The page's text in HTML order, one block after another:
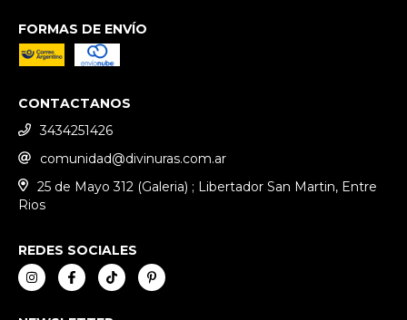
FORMAS DE ENVÍO
CONTACTANOS
3434251426
comunidad@divinuras.com.ar
25 de Mayo 312 (Galeria) ; Libertador San Martin, Entre
Rios
REDES SOCIALES